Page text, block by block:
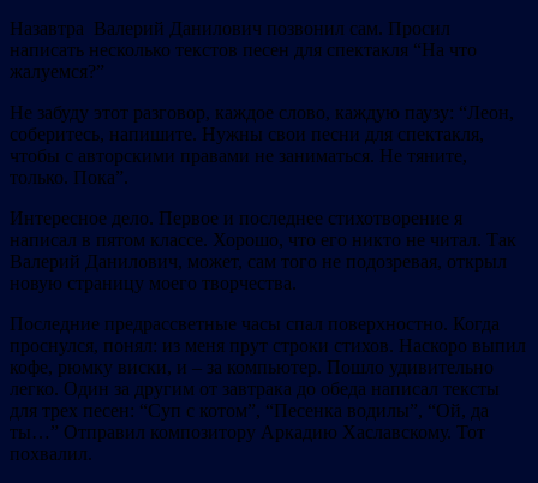
Назавтра Валерий Данилович позвонил сам. Просил
написать несколько текстов песен для спектакля “На что
жалуемся?”
Не забуду этот разговор, каждое слово, каждую паузу: “Леон,
соберитесь, напишите. Нужны свои песни для спектакля,
чтобы с авторскими правами не заниматься. Не тяните,
только. Пока”.
Интересное дело. Первое и последнее стихотворение я
написал в пятом классе. Хорошо, что его никто не читал. Так
Валерий Данилович, может, сам того не подозревая, открыл
новую страницу моего творчества.
Последние предрассветные часы спал поверхностно. Когда
проснулся, понял: из меня прут строки стихов. Наскоро выпил
кофе, рюмку виски, и – за компьютер. Пошло удивительно
легко. Один за другим от завтрака до обеда написал тексты
для трех песен: “Суп с котом”, “Песенка водилы”, “Ой, да
ты…” Отправил композитору Аркадию Хаславскому. Тот
похвалил.